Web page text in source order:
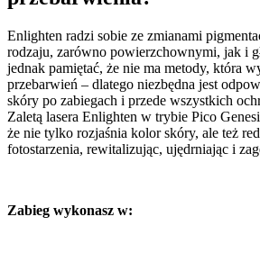
Enlighten radzi sobie ze zmianami
rodzaju, zarówno powierzchownymi, jak i
jednak pamiętać, że nie ma metody, która
przebarwień – dlatego niezbędna jest
skóry po zabiegach i przede wszystkich
Zaletą lasera Enlighten w trybie Pico
że nie tylko rozjaśnia kolor skóry, ale też
fotostarzenia, rewitalizując, ujędrniając i
Zabieg wykonasz w: